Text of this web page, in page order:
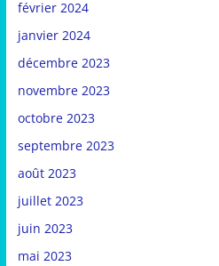
février 2024
janvier 2024
décembre 2023
novembre 2023
octobre 2023
septembre 2023
août 2023
juillet 2023
juin 2023
mai 2023